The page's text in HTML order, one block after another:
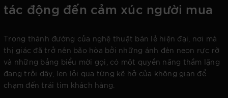
tác động đến cảm xúc người mua
Trong thánh đường của nghệ thuật bán lẻ hiện đại, nơi mà
thị giác đã trở nên bão hòa bởi những ánh đèn neon rực rỡ
và những bảng biểu mời gọi, có một quyền năng thầm lặng
đang trỗi dậy, len lỏi qua từng kẽ hở của không gian để
chạm đến trái tim khách hàng.